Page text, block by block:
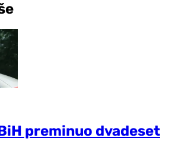
preminuo dvadeset